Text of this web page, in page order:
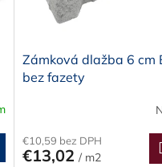
Zámková dlažba 6 cm
bez fazety
€10,59 bez DPH
€13,02 / m2